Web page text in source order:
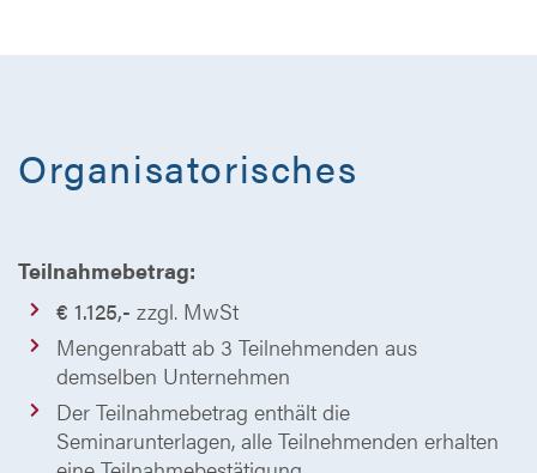
Organisatorisches
Teilnahmebetrag:
€ 1.125,- zzgl. MwSt
Mengenrabatt ab 3 Teilnehmenden aus
demselben Unternehmen
Der Teilnahmebetrag enthält die
Seminarunterlagen, alle Teilnehmenden erhalten